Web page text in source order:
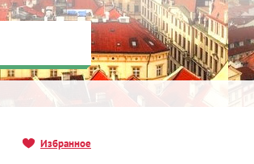
Избранное